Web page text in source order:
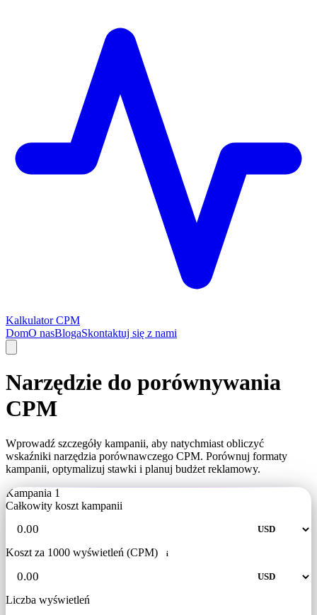
Kalkulator CPM
DomO nasBlogaSkontaktuj się z nami
Narzędzie do porównywania
CPM
Wprowadź szczegóły kampanii, aby natychmiast obliczyć
wskaźniki narzędzia porównawczego CPM. Porównuj formaty
kampanii, optymalizuj stawki i planuj budżet reklamowy.
Kampania 1
Całkowity koszt kampanii
Koszt za 1000 wyświetleń (CPM) i
Liczba wyświetleń